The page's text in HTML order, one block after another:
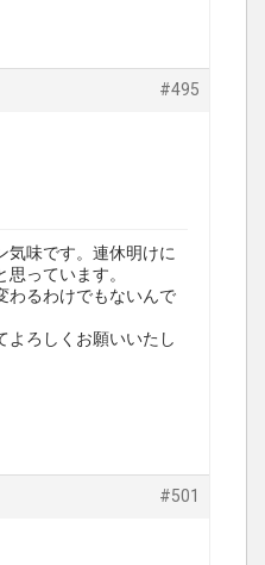
#495
気味です。連休明けに
っています。
わるわけでもないんで
よろしくお願いいたし
#501